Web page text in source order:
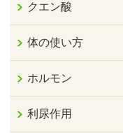
クエン酸
体の使い方
ホルモン
利尿作用